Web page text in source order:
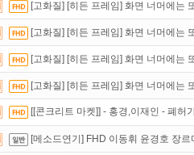
[고화질] [히든 프레임] 화면 너머에는
[고화질] [히든 프레임] 화면 너머에는
[고화질] [히든 프레임] 화면 너머에는
[고화질] [히든 프레임] 화면 너머에는
[[콘크리트 마켓]] - 홍경,이재인 - 폐허
[메소드연기] FHD 이동휘 윤경호 장